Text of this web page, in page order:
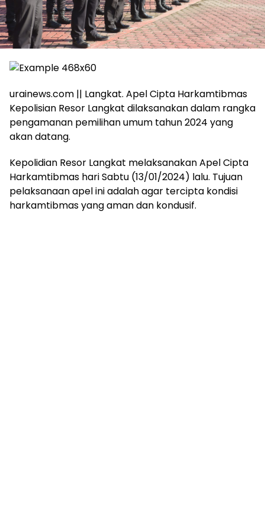
urainews.com || Langkat. Apel Cipta Harkamtibmas
Kepolisian Resor Langkat dilaksanakan dalam rangka
pengamanan pemilihan umum tahun 2024 yang
akan datang.
Kepolidian Resor Langkat melaksanakan Apel Cipta
Harkamtibmas hari Sabtu (13/01/2024) lalu. Tujuan
pelaksanaan apel ini adalah agar tercipta kondisi
harkamtibmas yang aman dan kondusif.